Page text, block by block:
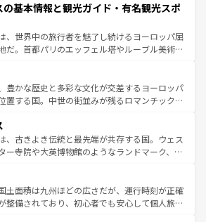
るイタリアで、忘れられない旅をしてみよう！
のイタリア情報は
くこの国では、情熱的なフラメンコ、熱気あふ
そして美味しいタパスが生活の一部となってい
ドリードの洗練された雰囲気や、バルセロナの
れた街角から、地方では古代ローマ遺跡や中世
によって風土や気候が異なるスペインはその個
性で訪れる人を魅了する。 なお、新着のスペイン情報は コ
覧を参照してほしい。
の基本情報と観光ガイド・有名観光スポ
、世界中の旅行者を魅了し続けるヨーロッパ屈
だ。首都パリのエッフェル塔やルーブル美術館
魅力が詰まっている。華麗な宮殿、歴史的な大
いビーチ、そして豊かな自然が、訪れる者を心
る。また、フランスは美食の国としても知ら
ンパンの発祥地であるランス、プロヴァンスの
ベンダー畑など、多彩な楽しみ方が可能だ。さ
以外の地域にも魅力が溢れており、どの街角に
足を運ぶとそれぞれで全く異なる文化を体験で
きるだろう。 なお、新着のフランス情報はコンテンツ一覧
ほしい。
豊かな歴史と多彩な文化が交差するヨーロッパ
置する国。中世の街並みが残るロマンチック街
の国は、どこを歩いても飽きることがない。ベ
化的活気、バイエルン州のアルプスの絶景、そ
川沿いのワイン畑といった風景は必見。ビール
な人にはぜひ体験してほしい。 なお、新着の
はコンテンツ一覧を参照してほしい。
、古きよき伝統と最先端が共存する国。ウェス
ー寺院や大英博物館のようなランドマーク、歴
異なる魅力がある。また、優雅なアフタヌーン
ール好きにはたまらない英国パブ、サッカー観
場だからこそできる体験も豊富。イギリスを旅
土面積は九州ほどの広さだが、運行時刻が正確
整備されており、初心者でも安心して個人旅行